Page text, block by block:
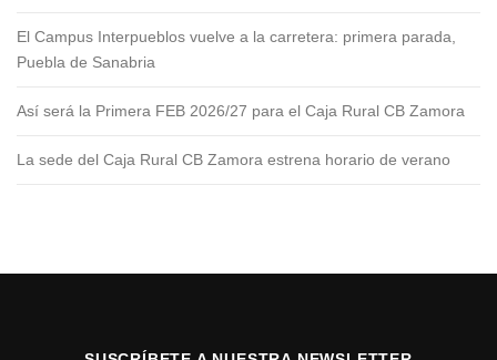
El Campus Interpueblos vuelve a la carretera: primera parada,
Puebla de Sanabria
Así será la Primera FEB 2026/27 para el Caja Rural CB Zamora
La sede del Caja Rural CB Zamora estrena horario de verano